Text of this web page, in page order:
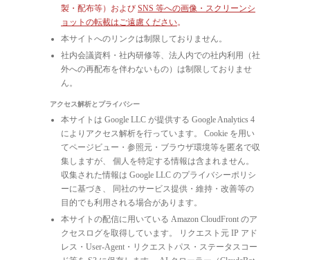
製・配布等）および SNS 等への画像・スクリーンシ
ョットの転載はご遠慮ください。
本サイトへのリンクは制限しておりません。
社内会議資料・社内研修等、法人内での社内利用（社
外への再配布を伴わないもの）は制限しておりませ
ん。
アクセス解析とプライバシー
本サイトは Google LLC が提供する Google Analytics 4
によりアクセス解析を行っています。 Cookie を用い
てページビュー・参照元・ブラウザ環境等を匿名で収
集しますが、 個人を特定する情報は含まれません。
収集された情報は Google LLC のプライバシーポリシ
ーに基づき、 同社のサービス提供・維持・改善等の
目的でも利用される場合があります。
本サイトの配信に用いている Amazon CloudFront のア
クセスログを取得しています。 リクエスト元 IP アド
レス・User-Agent・リクエストパス・ステータスコー